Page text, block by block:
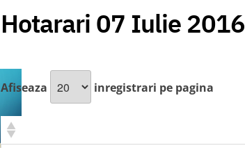
Hotarari 07 Iulie 2016
Afiseaza inregistrari pe pagina